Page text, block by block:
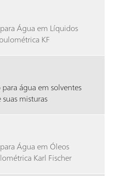
Água em Líquidos
KF
água em solventes
misturas
Água em Óleos
Karl Fischer